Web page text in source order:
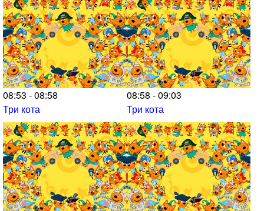
08:53 - 08:58
Три кота
08:58 - 09:03
Три кота